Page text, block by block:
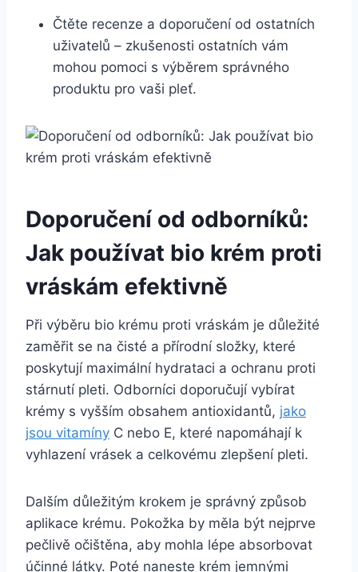
Čtěte ​recenze a doporučení od ostatních
uživatelů – zkušenosti ostatních vám
mohou pomoci ⁤s výběrem správného
produktu pro vaši pleť.
Doporučení od odborníků:
Jak používat bio krém proti
vráskám efektivně
Při výběru bio krému proti ⁤vráskám je důležité
zaměřit se na čisté a přírodní ⁤složky, které
poskytují maximální hydrataci a ⁤ochranu proti
stárnutí ‌pleti. Odborníci doporučují vybírat
krémy s vyšším obsahem antioxidantů, jako⁣
jsou vitamíny ‍ C nebo E, které napomáhají k
vyhlazení vrásek ⁣a celkovému zlepšení pleti.
Dalším důležitým krokem je správný ‍způsob
aplikace krému. Pokožka by měla být nejprve
pečlivě očištěna,⁤ aby⁣ mohla lépe absorbovat‌
účinné‍ látky. Poté naneste krém jemnými